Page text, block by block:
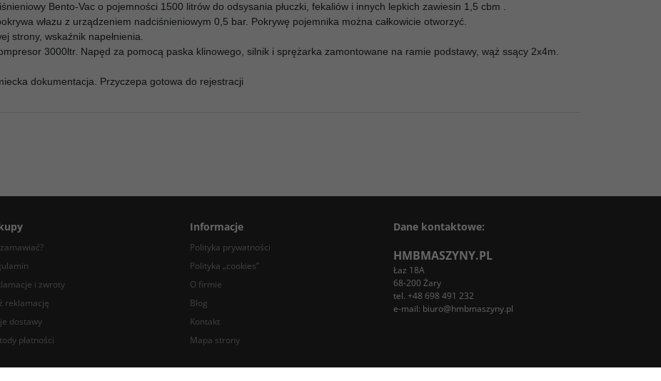
Bento-Vac o pojemności 1500 litrów do odsysania płuczki, fekaliów i innych lepkich zawiesin 1,5 cbm .
włazu z urządzeniem nadciśnieniowym 0,5 bar. Pokrywę pojemnika można całkowicie otworzyć.
strony, wskaźnik napełnienia.
3000ltr. Napęd za pomocą paska klinowego, silnik i sprężarka zamontowane na ramie podstawy, wąż ssący 2x4m.
dokumentacja. Przyczepa gotowa do rejestracji
zamawiać?
i zwroty
reklamację
dostawy
płatności
Informacje
Polityka prywatności
Polityka „cookies”
O firmie
Blog
Kontakt
Mapa strony
Dane kontaktowe:
HMBMASZYNY.PL
Łaz 18A
68-200 Żary
tel. +48 698 491 232
e-mail: biuro@hmbmaszyny.pl